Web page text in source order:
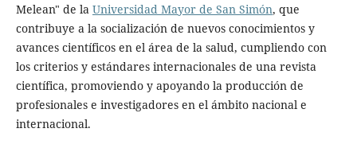
Melean" de la Universidad Mayor de San Simón, que
contribuye a la socialización de nuevos conocimientos y
avances científicos en el área de la salud, cumpliendo con
los criterios y estándares internacionales de una revista
científica, promoviendo y apoyando la producción de
profesionales e investigadores en el ámbito nacional e
internacional.